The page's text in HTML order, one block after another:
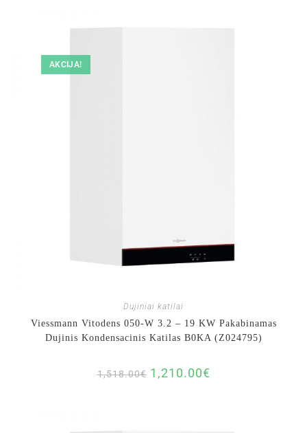
AKCIJA!
Dujiniai katilai
Viessmann Vitodens 050-W 3.2 – 19 KW Pakabinamas
Dujinis Kondensacinis Katilas B0KA (Z024795)
1,518.00€ 1,210.00€